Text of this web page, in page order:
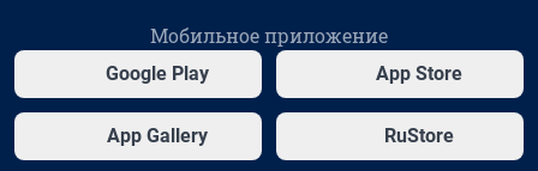
Мобильное приложение
Google Play App Store
App Gallery RuStore